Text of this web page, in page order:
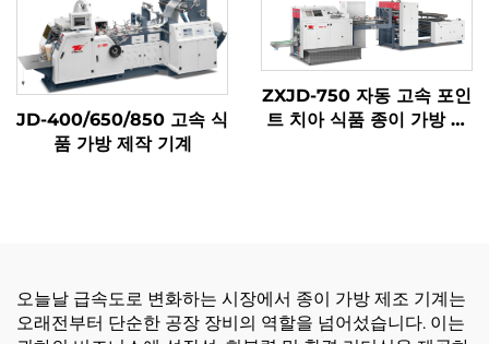
JD-400/650/850 고속 식
품 가방 제작 기계
ZXJD-750 자동 고속 포인
트 치아 식품 종이 가방 만
오늘날 급속도로 변화하는 시장에서 종이 가방 제조 기계는
오래전부터 단순한 공장 장비의 역할을 넘어섰습니다. 이는